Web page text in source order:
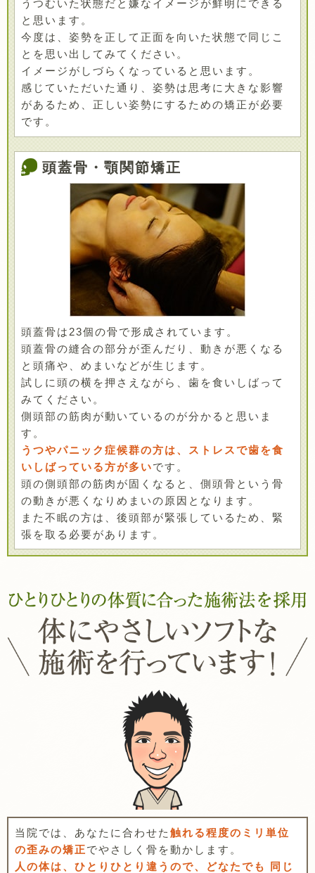
うつむいた状態だと嫌なイメージが鮮明にできる
と思います。
今度は、姿勢を正して正面を向いた状態で同じこ
とを思い出してみてください。
イメージがしづらくなっていると思います。
感じていただいた通り、姿勢は思考に大きな影響
があるため、正しい姿勢にするための矯正が必要
です。
頭蓋骨・顎関節矯正
頭蓋骨は23個の骨で形成されています。
頭蓋骨の縫合の部分が歪んだり、動きが悪くなる
と頭痛や、めまいなどが生じます。
試しに頭の横を押さえながら、歯を食いしばって
みてください。
側頭部の筋肉が動いているのが分かると思いま
す。
うつやパニック症候群の方は、ストレスで歯を食
いしばっている方が多いです。
頭の側頭部の筋肉が固くなると、側頭骨という骨
の動きが悪くなりめまいの原因となります。
また不眠の方は、後頭部が緊張しているため、緊
張を取る必要があります。
当院では、あなたに合わせた 触れる程度のミリ単位
の歪みの矯正でやさしく骨を動かします。
人の体は、ひとりひとり違うので、どなたでも 同じ